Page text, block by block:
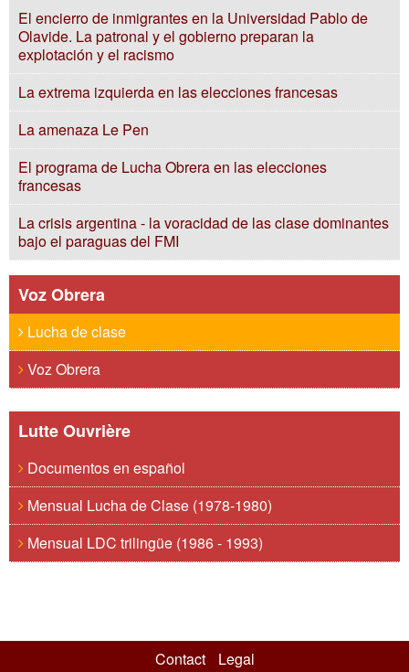
El encierro de inmigrantes en la Universidad Pablo de
Olavide. La patronal y el gobierno preparan la
explotación y el racismo
La extrema izquierda en las elecciones francesas
La amenaza Le Pen
El programa de Lucha Obrera en las elecciones
francesas
La crisis argentina - la voracidad de las clase dominantes
bajo el paraguas del FMI
Voz Obrera
Lucha de clase
Voz Obrera
Lutte Ouvrière
Documentos en español
Mensual Lucha de Clase (1978-1980)
Mensual LDC trilingüe (1986 - 1993)
Contact Legal